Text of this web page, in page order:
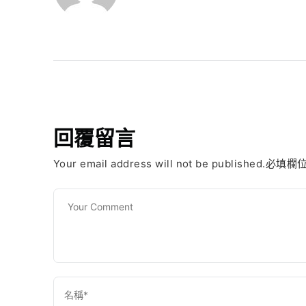
回覆留言
Your email address will not be published.必填欄